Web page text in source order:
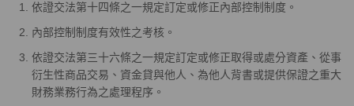
依證交法第十四條之一規定訂定或修正內部控制制度。
內部控制制度有效性之考核。
依證交法第三十六條之一規定訂定或修正取得或處分資產、從事
衍生性商品交易、資金貸與他人、為他人背書或提供保證之重大
財務業務行為之處理程序。